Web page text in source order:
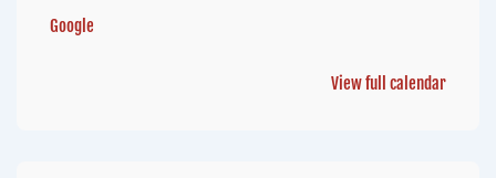
Google
View full calendar